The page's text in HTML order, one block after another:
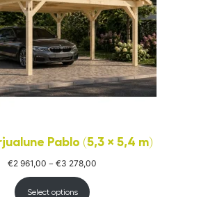
Pablo (5,3 × 5,4 m)
€2 961,00 – €3 278,00
Select options